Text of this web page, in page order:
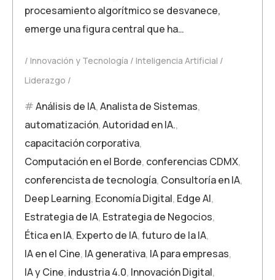
procesamiento algorítmico se desvanece,
emerge una figura central que ha…
Innovación y Tecnología
Inteligencia Artificial
Liderazgo
Análisis de IA,Analista de Sistemas,
automatización,Autoridad en IA.,
capacitación corporativa,
Computación en el Borde, conferencias CDMX,
conferencista de tecnología, Consultoría en IA,
Deep Learning, Economía Digital, Edge AI,
Estrategia de IA, Estrategia de Negocios,
Ética en IA, Experto de IA,futuro de la IA,
IA en el Cine, IA generativa, IA para empresas,
IA y Cine, industria 4.0, Innovación Digital,